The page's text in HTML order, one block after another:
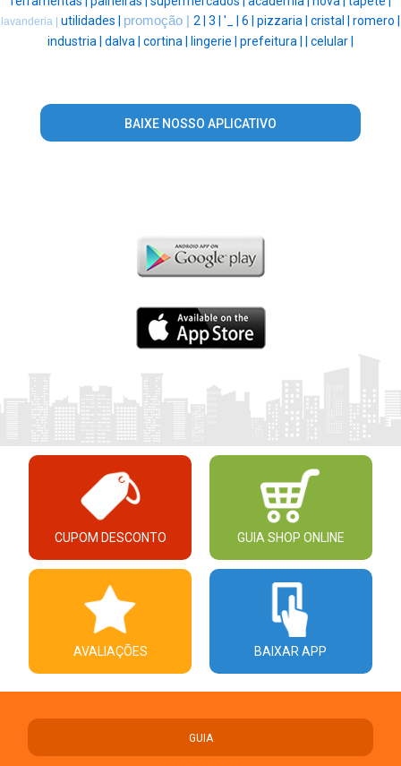
lavanderia | utilidades | promoção | 2 | 3 | '_ | 6 | pizzaria | cristal | romero |
industria | dalva | cortina | lingerie | prefeitura | celular |
BAIXE NOSSO APLICATIVO
CUPOM DESCONTO GUIA SHOP ONLINE
AVALIAÇÕES BAIXAR APP
GUIA